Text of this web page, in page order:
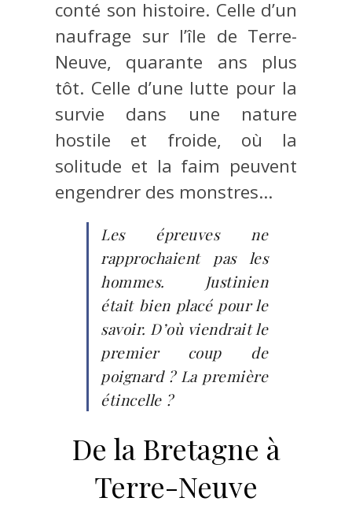
conté son histoire. Celle d’un
naufrage sur l’île de Terre-
Neuve, quarante ans plus
tôt. Celle d’une lutte pour la
survie dans une nature
hostile et froide, où la
solitude et la faim peuvent
engendrer des monstres…
Les épreuves ne
rapprochaient pas les
hommes. Justinien
était bien placé pour le
savoir. D’où viendrait le
premier coup de
poignard ? La première
étincelle ?
De la Bretagne à
Terre-Neuve